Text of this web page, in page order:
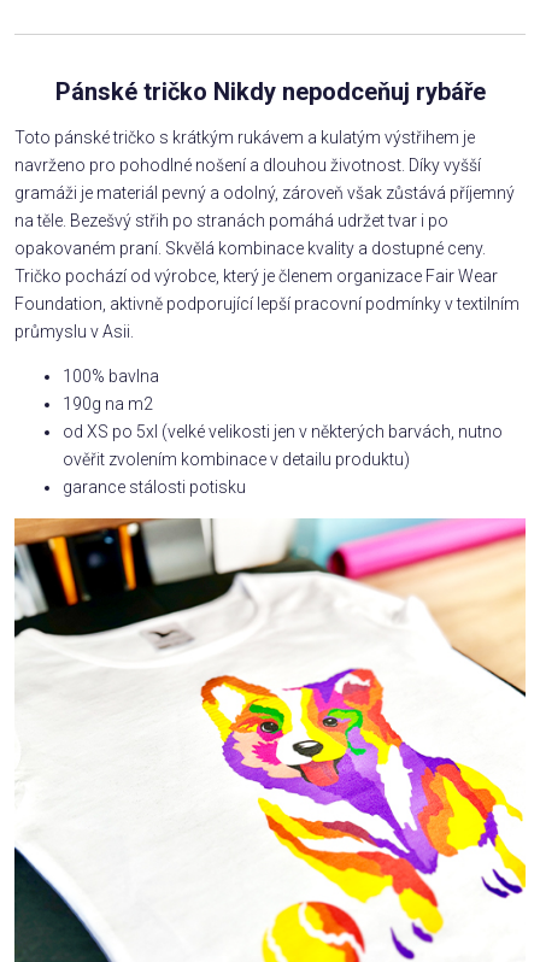
Pánské tričko Nikdy nepodceňuj rybáře
Toto pánské tričko s krátkým rukávem a kulatým výstřihem je
navrženo pro pohodlné nošení a dlouhou životnost. Díky vyšší
gramáži je materiál pevný a odolný, zároveň však zůstává příjemný
na těle. Bezešvý střih po stranách pomáhá udržet tvar i po
opakovaném praní. Skvělá kombinace kvality a dostupné ceny.
Tričko pochází od výrobce, který je členem organizace Fair Wear
Foundation, aktivně podporující lepší pracovní podmínky v textilním
průmyslu v Asii.
100% bavlna
190g na m2
od XS po 5xl (velké velikosti jen v některých barvách, nutno
ověřit zvolením kombinace v detailu produktu)
garance stálosti potisku